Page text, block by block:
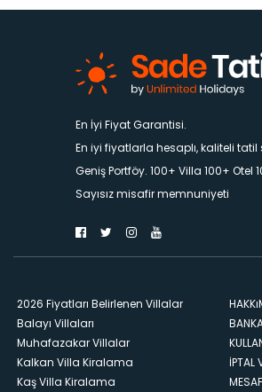
En İyi Fiyat Garantisi.
En iyi fiyatlarla hesaplı, kaliteli tatil
Geniş Portföy. 100+ Villa 100+ Otel
Sayısız misafir memnuniyeti
2026 Fiyatları Belirlenen Villalar
Balayı Villaları
Muhafazakar Villalar
Kalkan Villa Kiralama
Kaş Villa Kiralama
İPTAL